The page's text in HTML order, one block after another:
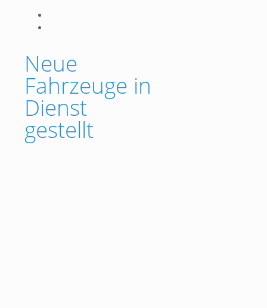
Neue
Fahrzeuge in
Dienst
gestellt